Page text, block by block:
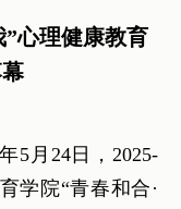
”心理健康教育
5月24日，2025-
学院“青春和合·